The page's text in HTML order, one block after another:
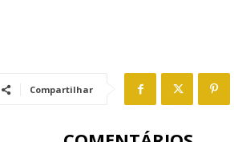
Compartilhar